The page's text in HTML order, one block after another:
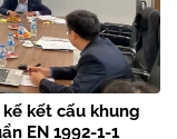
kết cấu khung
EN 1992-1-1